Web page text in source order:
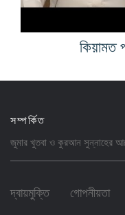
কিয়ামত
সম্পর্কিত
জুমার খুতবা ও কুরআন সুন্নাহের
দ্বায়মুক্তি গোপনীয়তা